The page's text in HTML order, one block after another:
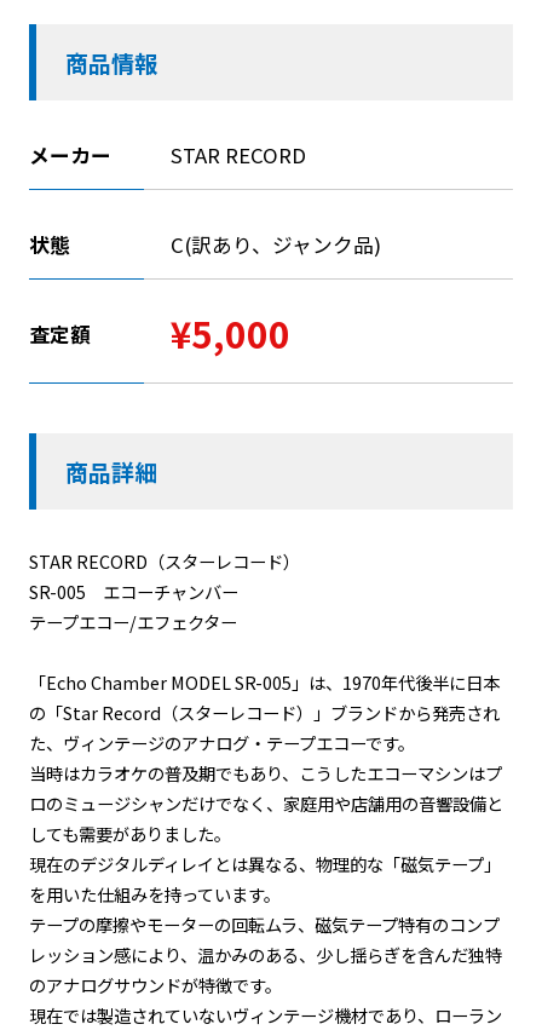
商品情報
メーカー STAR RECORD
状態 C(訳あり、ジャンク品)
査定額 ¥5,000
商品詳細
STAR RECORD（スターレコード）
SR-005 エコーチャンバー
テープエコー/エフェクター
「Echo Chamber MODEL SR-005」は、1970年代後半に日本
の「Star Record（スターレコード）」ブランドから発売され
た、ヴィンテージのアナログ・テープエコーです。
当時はカラオケの普及期でもあり、こうしたエコーマシンはプ
ロのミュージシャンだけでなく、家庭用や店舗用の音響設備と
しても需要がありました。
現在のデジタルディレイとは異なる、物理的な「磁気テープ」
を用いた仕組みを持っています。
テープの摩擦やモーターの回転ムラ、磁気テープ特有のコンプ
レッション感により、温かみのある、少し揺らぎを含んだ独特
のアナログサウンドが特徴です。
現在では製造されていないヴィンテージ機材であり、ローラン